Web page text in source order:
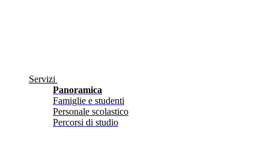
Servizi
Panoramica
Famiglie e studenti
Personale scolastico
Percorsi di studio